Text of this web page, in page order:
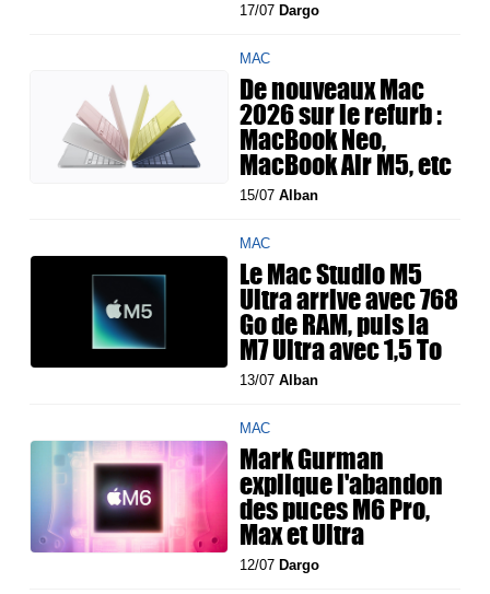
17/07 Dargo
MAC
De nouveaux Mac
2026 sur le refurb :
MacBook Neo,
MacBook Air M5, etc
15/07Alban
MAC
Le Mac Studio M5
Ultra arrive avec 768
Go de RAM, puis la
M7 Ultra avec 1,5 To
13/07Alban
MAC
Mark Gurman
explique l'abandon
des puces M6 Pro,
Max et Ultra
12/07 Dargo